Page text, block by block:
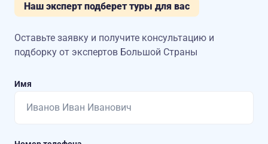
Наш эксперт подберет туры для вас
Оставьте заявку и получите консультацию и
подборку от экспертов Большой Страны
Имя